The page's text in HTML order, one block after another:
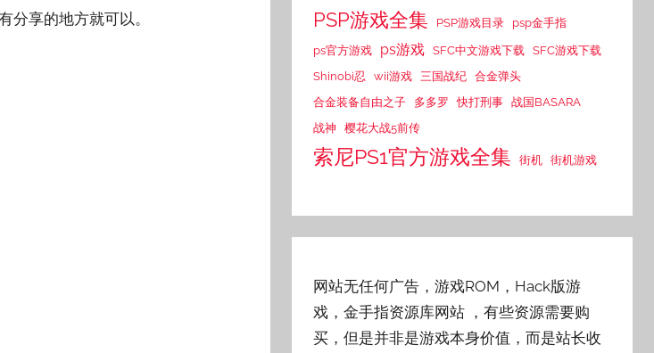
分享的地方就可以。 PSP游戏全集 PSP游戏目录
psp金手指
ps官方游戏
ps游戏 SFC中文游戏下载 SFC游戏下载
Shinobi忍
wii游戏 三国战纪 合金弹头
合金装备自由之子
多多罗 快打刑事 战国BASARA
战神
樱花大战5前传
索尼PS1官方游戏全集 街机 街机游戏
网站无任何广告，游戏ROM，Hack版游
戏，金手指资源库网站 ，有些资源需要购
买，但是并非是游戏本身价值，而是站长收